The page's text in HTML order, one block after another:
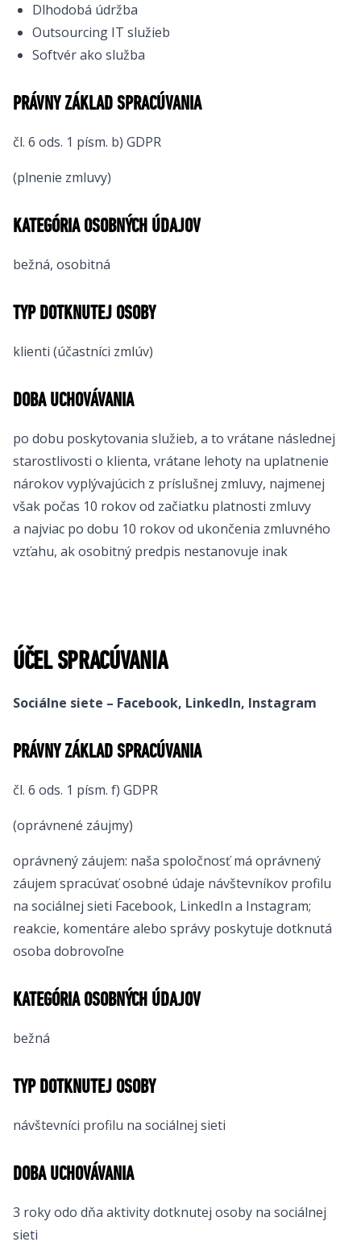
Dlhodobá údržba
Outsourcing IT služieb
Softvér ako služba
PRÁVNY ZÁKLAD SPRACÚVANIA
čl. 6 ods. 1 písm. b) GDPR
(plnenie zmluvy)
KATEGÓRIA OSOBNÝCH ÚDAJOV
bežná, osobitná
TYP DOTKNUTEJ OSOBY
klienti (účastníci zmlúv)
DOBA UCHOVÁVANIA
po dobu poskytovania služieb, a to vrátane následnej
starostlivosti o klienta, vrátane lehoty na uplatnenie
nárokov vyplývajúcich z príslušnej zmluvy, najmenej
však počas 10 rokov od začiatku platnosti zmluvy
a najviac po dobu 10 rokov od ukončenia zmluvného
vzťahu, ak osobitný predpis nestanovuje inak
ÚČEL SPRACÚVANIA
Sociálne siete – Facebook, LinkedIn, Instagram
PRÁVNY ZÁKLAD SPRACÚVANIA
čl. 6 ods. 1 písm. f) GDPR
(oprávnené záujmy)
oprávnený záujem: naša spoločnosť má oprávnený
záujem spracúvať osobné údaje návštevníkov profilu
na sociálnej sieti Facebook, LinkedIn a Instagram;
reakcie, komentáre alebo správy poskytuje dotknutá
osoba dobrovoľne
KATEGÓRIA OSOBNÝCH ÚDAJOV
bežná
TYP DOTKNUTEJ OSOBY
návštevníci profilu na sociálnej sieti
DOBA UCHOVÁVANIA
3 roky odo dňa aktivity dotknutej osoby na sociálnej
sieti